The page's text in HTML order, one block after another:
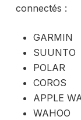
connectés :
GARMIN
SUUNTO
POLAR
COROS
APPLE
WAHOO